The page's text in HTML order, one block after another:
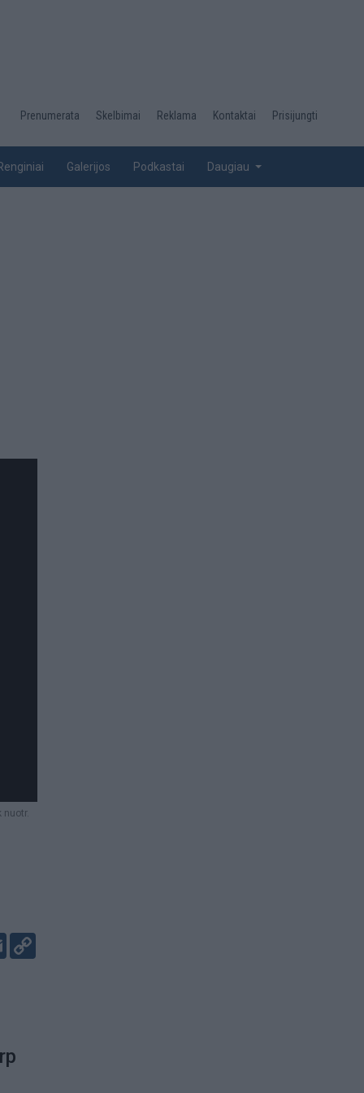
Desktop
top
Prenumerata Skelbimai Reklama Kontaktai Prisijungti
Galerijos Podkastai Daugiau
Email